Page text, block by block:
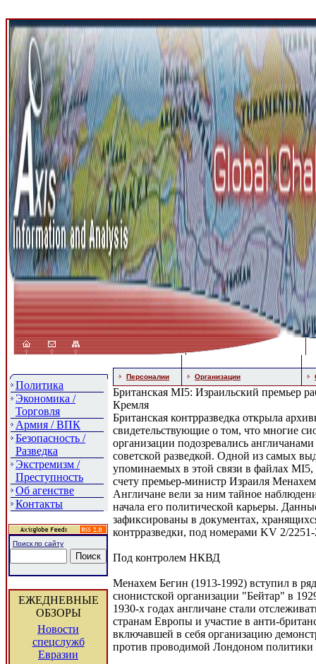
Политика
Экономика /
Торговля
Армия / ВПК
Безопасность /
Разведка
Экстремизм /
Преступность
Об агенстве
Контакты
Поиск по сайту
ЕЖЕДНЕВНЫЕ
ОБЗОРЫ
Новости
спецслужб
Евразии
Персоналии Организации
Британская MI5: Израильский премьер
Кремля
Британская контрразведка открыла
свидетельствующие о том, что многие
организации подозревались англичанами
советской разведкой. Одной из самых
упоминаемых в этой связи в файлах MI5,
счету премьер-министр Израиля
Англичане вели за ним тайное
начала его политической карьеры.
зафиксированы в документах,
контрразведки, под номерами KV 2/
Под контролем НКВД
Менахем Бегин (1913-1992) вступил в
сионистской организации "Бейтар" в
1930-х годах англичане стали
странам Европы и участие в анти-
включавшей в себя организацию
против проводимой Лондоном политики